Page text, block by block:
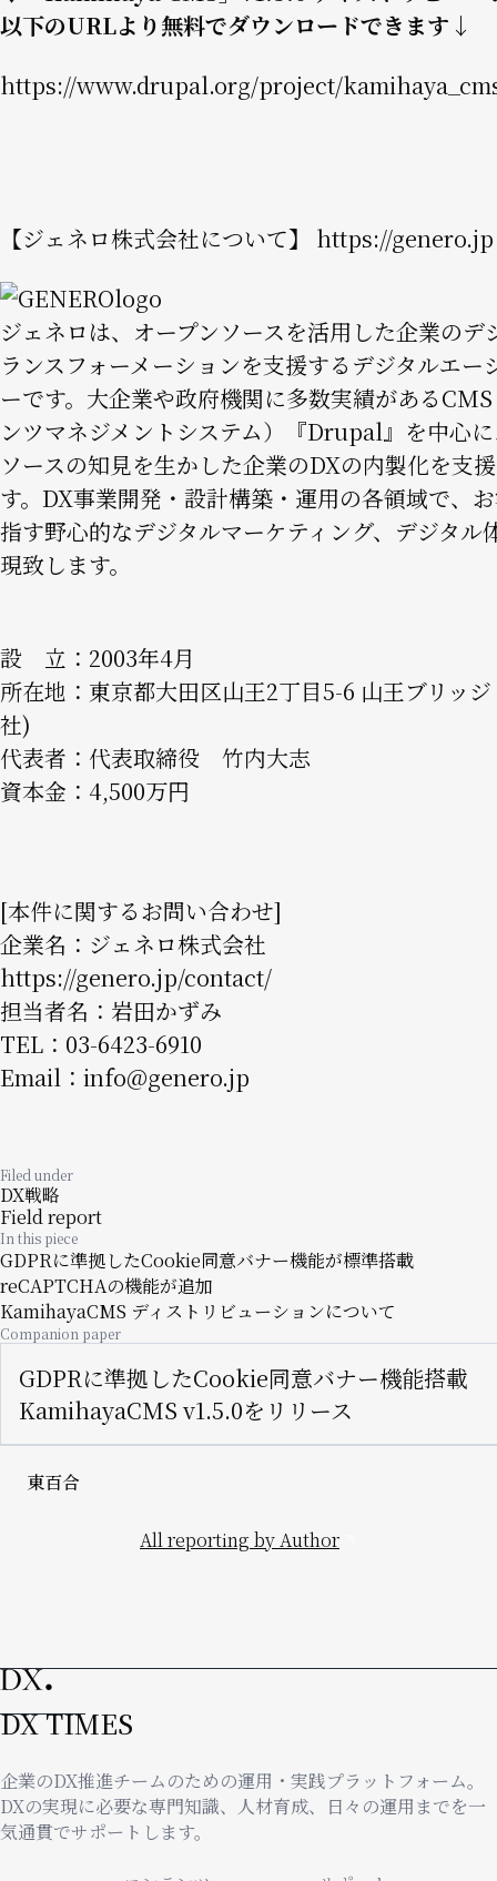
Filed under
DX戦略
Field report
In this piece
GDPRに準拠したCookie同意バナー機能が標準搭載
reCAPTCHAの機能が追加
KamihayaCMS ディストリビューションについて
Companion paper
GDPRに準拠したCookie同意バナー機能搭載
KamihayaCMS v1.5.0をリリース
以下のURLより無料でダウンロードできます↓
https://www.drupal.org/project/
【ジェネロ株式会社について】 https://genero.jp
Image
ジェネロは、オープンソースを活用した企業のデ
ランスフォーメーションを支援するデジタルエー
ーです。大企業や政府機関に多数実績がある
ンツマネジメントシステム）『Drupal』を中心
ソースの知見を生かした企業のDXの内製化を支
す。DX事業開発・設計構築・運用の各領域で、
指す野心的なデジタルマーケティング、デジタル
現致します。
設 立：2003年4月
所在地：東京都大田区山王2丁目5-6 山王ブリッ
社)
代表者：代表取締役 竹内大志
資本金：4,500万円
[本件に関するお問い合わせ]
企業名：ジェネロ株式会社
https://genero.jp/contact/
担当者名：岩田かずみ
TEL：03-6423-6910
Email： info@genero.jp
東百合
All reporting by Author
DX TIMES
企業のDX推進チームのための運用・実践プラットフォーム。
DXの実現に必要な専門知識、人材育成、日々の運用までを一
気通貫でサポートします。